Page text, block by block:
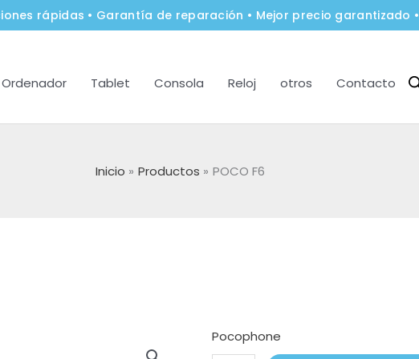
rápidas • Garantía de reparación • Mejor precio garantizado •
Ordenador Tablet Consola Reloj otros Contacto
Inicio Productos POCO F6
Pocophone